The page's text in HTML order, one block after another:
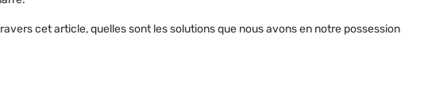
cet article, quelles sont les solutions que nous avons en notre possession